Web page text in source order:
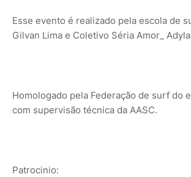
Esse evento é realizado pela escola de
Gilvan Lima e Coletivo Séria Amor_
Homologado pela Federação de surf do
com supervisão técnica da AASC.
Patrocinio: